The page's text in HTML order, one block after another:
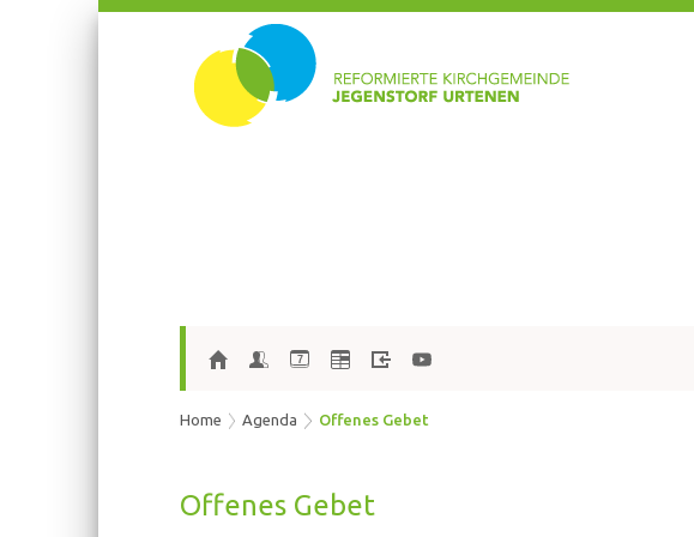
7
Home Agenda Offenes Gebet
Of­fe­nes Gebet